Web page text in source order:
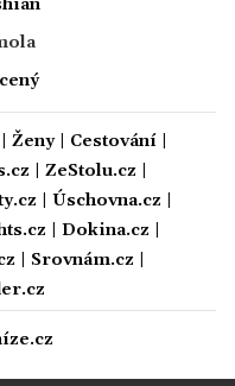
Ženy| Cestování|
ZeStolu.cz
Úschovna.cz
Dokina.cz
Srovnám.cz